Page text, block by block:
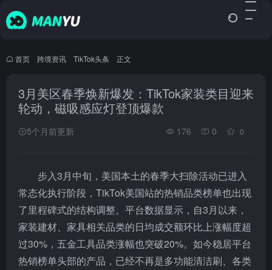
首页 跨境资讯 TikTok头条 正文
3月美区春季焕新爆发：TikTok家装类目迎来
轮动，磁吸感应灯登顶爆款
5个月前更新 176 0 0
步入3月中旬，美国本土的春季大扫除活动已进入
常态化执行阶段，TikTok美国站的热销品类榜单也出现
了里程碑式的结构调整。平台数据显示，自3月以来，
家装建材、家具相关品类的日均成交额环比上涨幅度超
过30%，五金工具品类涨幅也突破20%。如今稳居平台
热销榜单头部的产品，已经不再是多功能清洁刷、各类